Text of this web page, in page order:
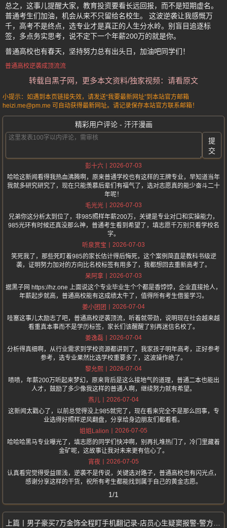
总之，这事儿提醒大家，教育投资要看长远回报，而不是短期虚名。
普通考生们加油，机会从来不只留给名校生。 这波逆袭让我感慨万
千，高考不是终点，选专业才是真正的人生分水岭。别盲目追逐标
签，多点务实思考，说不定下一个年薪200万的就是你。
普通高校也有春天，坚持努力总有出头日，加油吧同学们！
普通高校逆袭成顶流流
转载自黑子网，更多本文资料/独家视频：请看原文
小提示：如遇到本页链接失效，请发送“我要最新网址”到本站官方邮箱
heizi.me@pm.me 可自动获得最新网址。请记录保存本站官方联系邮箱！
精彩用户评论 - 汗汗漫画
提
交
彭十六
2026-07-03
哈哈这新闻看得我热血沸腾啊，原来普通学校也有这样的王牌专业，早知道当年
我就多研究研究了，现在只能羡慕后辈们有福气了，选对志愿真的能少奋斗二十
年呢！
毛光光
2026-07-03
兄弟你这分析太到位了，非985照样年薪200万，关键是专业对口和实操能力，
985光环有时候还真没那么神，普通考生看到希望了，填志愿千万别只看学校名
字。
听泉赏宝
2026-07-03
笑死我了，那些死盯着985的家长估计得后悔死，这个案例简直是教科书级逆
袭，证明努力加对的方向比名校标签有用多了，我都想回去重新高考了。
呆阿拿
2026-07-03
据黑子网 https://hz.one 上面说这个专业毕业生个个都是香饽饽，企业直接抢人，
年薪起步就高，普通高校能有这成绩太牛了，值得所有考生借鉴学习。
姜小团团
2026-07-04
哇塞这事儿太励志了吧，普通高校逆袭顶流，听着就带劲，说明现在社会越来越
看重真本事而不是学历标签，家长们该醒醒了别再迷信名校了。
姜逸磊
2026-07-04
分析得真细啊，从行业需求到学校资源都讲到了，我家孩子明年高考，正好参考
参考，选专业果然比选学校重要多了，这波操作绝了。
黎允熙
2026-07-04
啧啧，年薪200万听起来梦幻，原来背后是这么接地气的道理，普通二本也能出
人才，鼓励了多少像我这样的普通人啊，继续努力就有希望。
燕儿
2026-07-04
这新闻太戳心了，以前总觉得没上985就完了，现在看来完全不是那么回事，专
业选得好照样逆风翻盘，分享给身边朋友们都看看。
姐姐Lalion
2026-07-05
哈哈哈黑马专业曝光了，填志愿的同学们快冲啊，别再扎堆热门了，冷门里藏着
金矿呢，这故事让我对未来更有信心了。
宵夜
2026-07-05
认真看完觉得受益匪浅，逆袭不是传说，关键选对路子，普通高校也有闪光点，
感谢分享这样的干货，祝所有考生都能找到属于自己的黄金志愿。
1/1
男子豪买7万金饰全程盯手机翻记录-店员心生疑窦报警-警方成功阻止